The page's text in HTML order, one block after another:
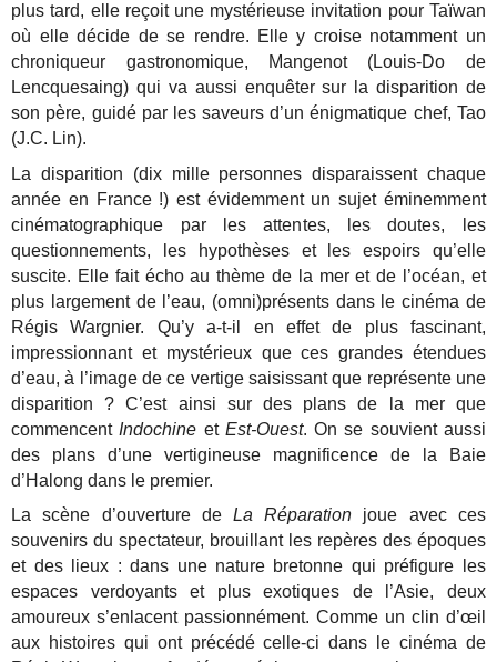
plus tard, elle reçoit une mystérieuse invitation pour Taïwan
où elle décide de se rendre. Elle y croise notamment un
chroniqueur gastronomique, Mangenot (Louis-Do de
Lencquesaing) qui va aussi enquêter sur la disparition de
son père, guidé par les saveurs d’un énigmatique chef, Tao
(J.C. Lin).
La disparition (dix mille personnes disparaissent chaque
année en France !) est évidemment un sujet éminemment
cinématographique par les attentes, les doutes, les
questionnements, les hypothèses et les espoirs qu’elle
suscite. Elle fait écho au thème de la mer et de l’océan, et
plus largement de l’eau, (omni)présents dans le cinéma de
Régis Wargnier. Qu’y a-t-il en effet de plus fascinant,
impressionnant et mystérieux que ces grandes étendues
d’eau, à l’image de ce vertige saisissant que représente une
disparition ? C’est ainsi sur des plans de la mer que
commencent Indochine et Est-Ouest. On se souvient aussi
des plans d’une vertigineuse magnificence de la Baie
d’Halong dans le premier.
La scène d’ouverture de La Réparation joue avec ces
souvenirs du spectateur, brouillant les repères des époques
et des lieux : dans une nature bretonne qui préfigure les
espaces verdoyants et plus exotiques de l’Asie, deux
amoureux s’enlacent passionnément. Comme un clin d’œil
aux histoires qui ont précédé celle-ci dans le cinéma de